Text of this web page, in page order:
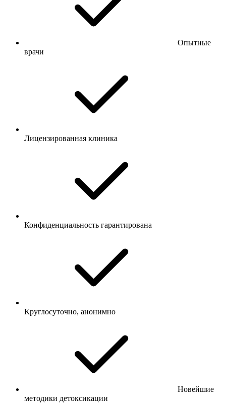
Опытные
врачи
Лицензированная клиника
Конфиденциальность гарантирована
Круглосуточно, анонимно
Новейшие
методики детоксикации